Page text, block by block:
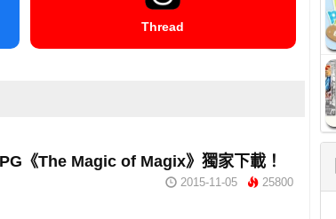
Thread
《The Magic of Magix》獨家下載！
2015-11-05 25800